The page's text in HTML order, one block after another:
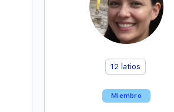
12 latios
Miembro